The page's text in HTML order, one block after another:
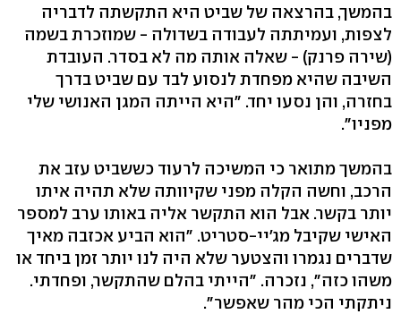
בהמשך, בהרצאה של שביט היא התקשתה לדבריה
לצפות, ועמיתתה לעבודה בשדולה - שמוזכרת בשמה
(שירה פרנק) - שאלה אותה מה לא בסדר. העובדת
השיבה שהיא מפחדת לנסוע לבד עם שביט בדרך
בחזרה, והן נסעו יחד. "היא הייתה המגן האנושי שלי
מפניו".
בהמשך מתואר כי המשיכה לרעוד כששביט עזב את
הרכב, וחשה הקלה מפני שקיוותה שלא תהיה איתו
יותר בקשר. אבל הוא התקשר אליה באותו ערב למספר
האישי שקיבל מג'יי-סטריט. "הוא הביע אכזבה מאיך
שדברים נגמרו והצטער שלא היה לנו יותר זמן ביחד או
משהו כזה", נזכרה. "הייתי בהלם שהתקשר, ופחדתי.
ניתקתי הכי מהר שאפשר".